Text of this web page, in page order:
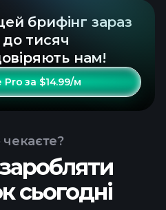
брифінг зараз
тисяч
нам!
за $14.99/м
сьогодні